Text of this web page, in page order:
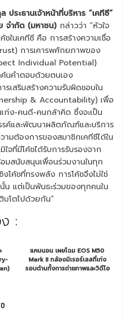
ระธานเจ้าหน้าที่บริหาร “เคทีซี”
จำกัด (มหาชน) กล่าวว่า “หัวใจ
ในเคทีซี คือ การสร้างความเชื่อ
การเคารพศักยภาพของ
Individual Potential)
ค้นคำตอบด้วยตนเอง
เสริมสร้างความรับผิดชอบใน
& Accountability) เพื่อ
ก่ง-คนดี-คนกล้าคิด ซึ่งจะเป็น
รค์และพัฒนาผลิตภัณฑ์และบริการ
มต้องการของสมาชิกเคทีซีได้ใน
จที่มีโค้ชได้รับการรับรองจาก
มสนับสนุนเพื่อนร่วมงานในทุก
โค้ชที่ทรงพลัง การโค้ชจึงไม่ใช่
น แต่เป็นพันธะร่วมของทุกคนใน
บโตไปด้วยกัน”
:
แคนนอน เผยโฉม EOS M50
Mark II กล้องมิเรอร์เลสที่เก่ง
รอบด้านทั้งการถ่ายภาพและวิดีโอ